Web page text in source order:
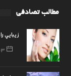
مطالب تصادفی
زيبايي
3 مه, 2016